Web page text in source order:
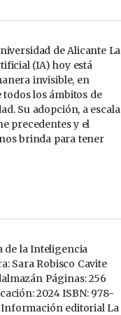
de Alicante La
(IA) hoy está
invisible, en
los ámbitos de
Su adopción, a escala
precedentes y el
brinda para tener
de la Inteligencia
Sara Robisco Cavite
Páginas: 256
2024 ISBN: 978-
Información editorial La